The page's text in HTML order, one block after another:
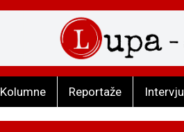
Kolumne Reportaže Intervju